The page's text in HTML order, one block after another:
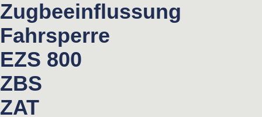
Zugbeeinflussung
Fahrsperre
EZS 800
ZBS
ZAT